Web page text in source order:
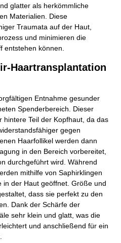
glatter als herkömmliche
Materialien. Diese
Traumata auf der Haut,
und minimieren die
entstehen können.
Haartransplantation
Entnahme gesunder
Spenderbereich. Dieser
hintere Teil der Kopfhaut, da das
gegen
Haarfollikel werden dann
in den Bereich vorbereitet,
durchgeführt wird. Während
mithilfe von Saphirklingen
in der Haut geöffnet. Größe und
dass sie perfekt zu den
Dank der Schärfe der
sehr klein und glatt, was die
und anschließend für ein